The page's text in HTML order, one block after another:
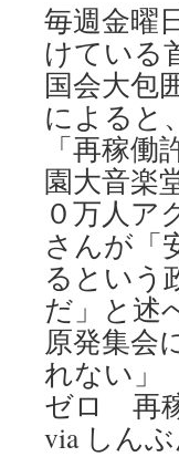
毎週金曜
けている
国会大包
によると
「再稼
園大音楽
０万人ア
さんが「
るという
だ」と述
原発集会
れない」
ゼロ 再
via しん